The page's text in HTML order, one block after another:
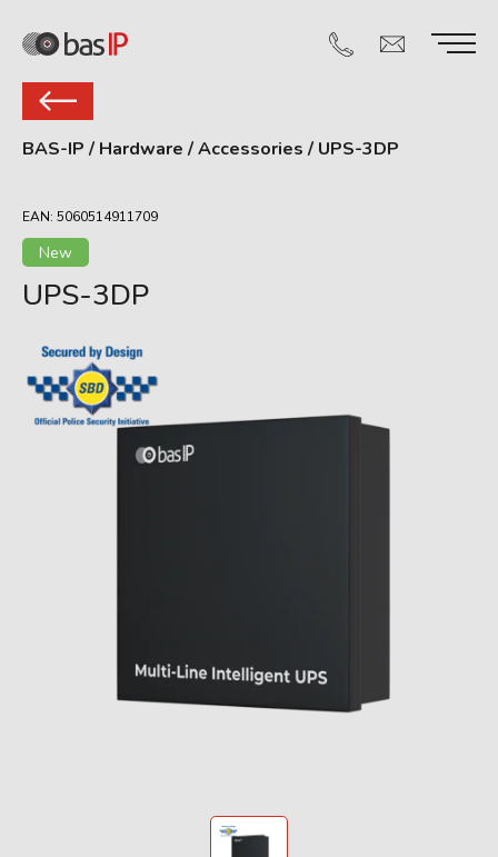
BAS-IP / Hardware /Accessories / UPS-3DP
EAN: 5060514911709
New
UPS-3DP